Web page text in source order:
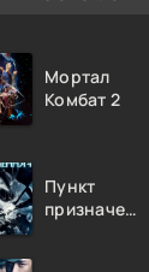
Мортал
Комбат 2
Пункт
призначення